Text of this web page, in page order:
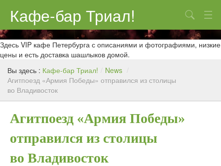
Кафе-бар Триал!
О нас
Меню
Контакты
Реклама
Поиск
Здесь VIP кафе Петербурга с описаниями и фотографиями, низкие
цены и есть доставка шашлыков домой.
Вы здесь : Кафе-бар Триал! / News /
Агитпоезд «Армия Победы» отправился из столицы
во Владивосток
Агитпоезд «Армия Победы»
отправился из столицы
во Владивосток